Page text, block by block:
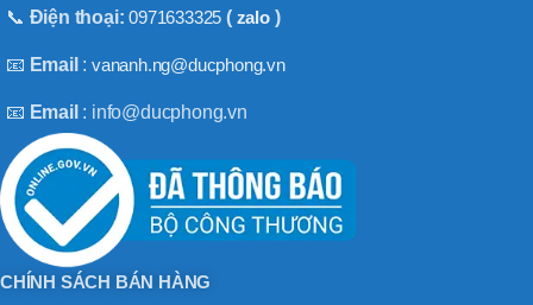
📞 Điện thoại:0971633325 ( zalo)
📧 Email :vananh.ng@ducphong.vn
📧 Email : info@ducphong.vn
CHÍNH SÁCH BÁN HÀNG